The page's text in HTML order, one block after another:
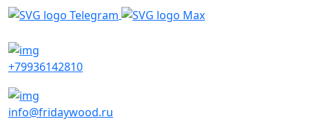
+79936142810
info@fridaywood.ru